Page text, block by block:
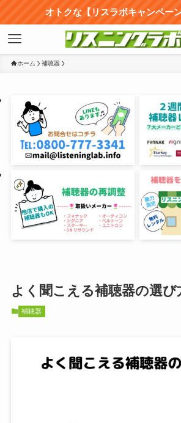
オトクな【リスラボキャンペー
ホーム 補聴器
よく聞こえる補聴器の選
補聴器